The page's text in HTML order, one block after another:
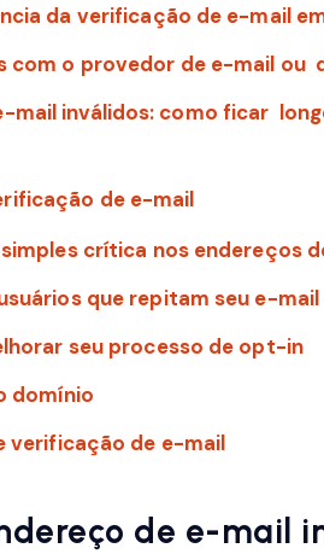
da verificação de e-mail
com o provedor de e-mail ou
mail inválidos: como ficar
de e-mail
crítica nos endereços
que repitam seu e-mail
seu processo de opt-in
domínio
verificação de e-mail
de e-mail